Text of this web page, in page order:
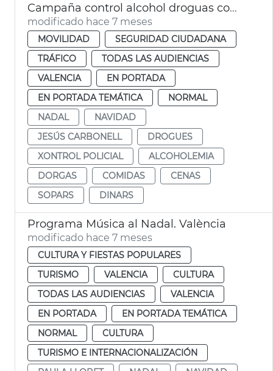
Campaña control alcohol droguas comidas empresa Navidad
modificado hace 7 meses
MOVILIDAD
SEGURIDAD CIUDADANA
TRÁFICO
TODAS LAS AUDIENCIAS
VALENCIA
EN PORTADA
EN PORTADA TEMÁTICA
NORMAL
NADAL
NAVIDAD
JESÚS CARBONELL
DROGUES
XONTROL POLICIAL
ALCOHOLEMIA
DORGAS
COMIDAS
CENAS
SOPARS
DINARS
Programa Música al Nadal. València
modificado hace 7 meses
CULTURA Y FIESTAS POPULARES
TURISMO
VALENCIA
CULTURA
TODAS LAS AUDIENCIAS
VALENCIA
EN PORTADA
EN PORTADA TEMÁTICA
NORMAL
CULTURA
TURISMO E INTERNACIONALIZACIÓN